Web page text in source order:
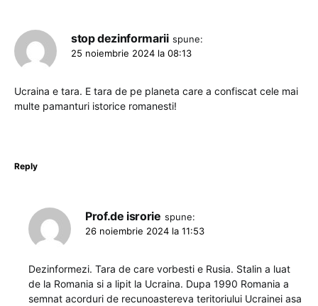
stop dezinformarii spune:
25 noiembrie 2024 la 08:13
Ucraina e tara. E tara de pe planeta care a confiscat cele mai
multe pamanturi istorice romanesti!
Reply
Prof.de isrorie spune:
26 noiembrie 2024 la 11:53
Dezinformezi. Tara de care vorbesti e Rusia. Stalin a luat
de la Romania si a lipit la Ucraina. Dupa 1990 Romania a
semnat acorduri de recunoastereva teritoriului Ucrainei asa